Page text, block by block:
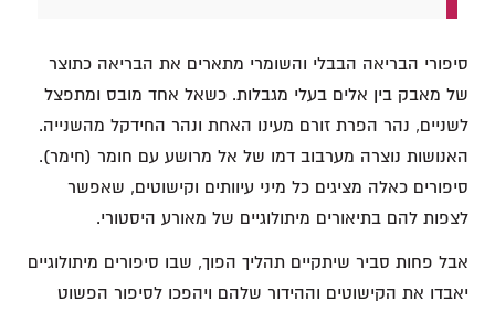
סיפורי הבריאה הבבלי והשומרי מתארים את הבריאה כתוצר
של מאבק בין אלים בעלי מגבלות. כשאל אחד מובס ומתפצל
לשניים, נהר הפרת זורם מעינו האחת ונהר החידקל מהשנייה.
האנושות נוצרה מערבוב דמו של אל מרושע עם חומר (חימר).
סיפורים כאלה מציגים כל מיני עיוותים וקישוטים, שאפשר
לצפות להם בתיאורים מיתולוגיים של מאורע היסטורי.
אבל פחות סביר שיתקיים תהליך הפוך, שבו סיפורים מיתולוגיים
יאבדו את הקישוטים וההידור שלהם ויהפכו לסיפור הפשוט